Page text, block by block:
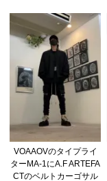
VOAAOVのタイプライ
ターMA-1にA.F ARTEFA
CTのベルトカーゴサル